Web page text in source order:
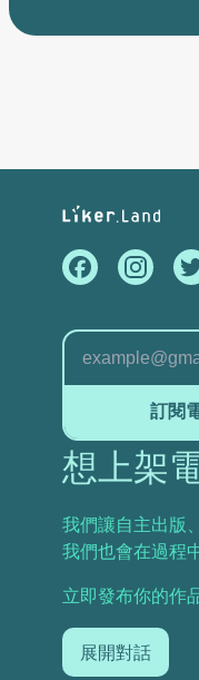
想上架
我們讓自主出版
我們也會在過程
立即發布你的作
展開對話
訂閱